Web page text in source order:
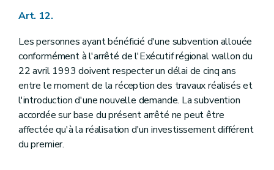
Art. 12.
Les personnes ayant bénéficié d'une subvention allouée
conformément à l'arrêté de l'Exécutif régional wallon du
22 avril 1993 doivent respecter un délai de cinq ans
entre le moment de la réception des travaux réalisés et
l'introduction d'une nouvelle demande. La subvention
accordée sur base du présent arrêté ne peut être
affectée qu'à la réalisation d'un investissement différent
du premier.